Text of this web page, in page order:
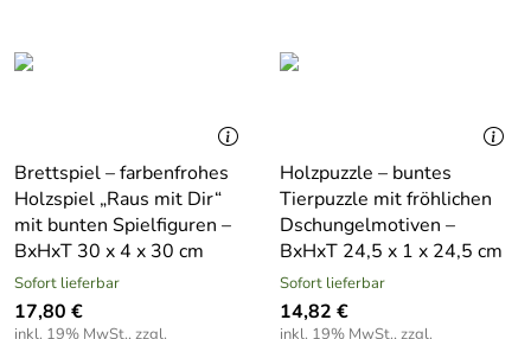
Brettspiel – farbenfrohes
Holzspiel „Raus mit Dir“
mit bunten Spielfiguren –
BxHxT 30 x 4 x 30 cm
Sofort lieferbar
17,80 €
inkl. 19% MwSt., zzgl.
Holzpuzzle – buntes
Tierpuzzle mit fröhlichen
Dschungelmotiven –
BxHxT 24,5 x 1 x 24,5 cm
Sofort lieferbar
14,82 €
inkl. 19% MwSt., zzgl.